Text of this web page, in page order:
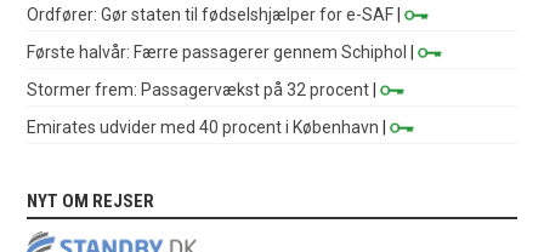
Ordfører: Gør staten til fødselshjælper for e-SAF |
Første halvår: Færre passagerer gennem Schiphol
|
Stormer frem: Passagervækst på 32 procent |
Emirates udvider med 40 procent i København |
NYT OM REJSER